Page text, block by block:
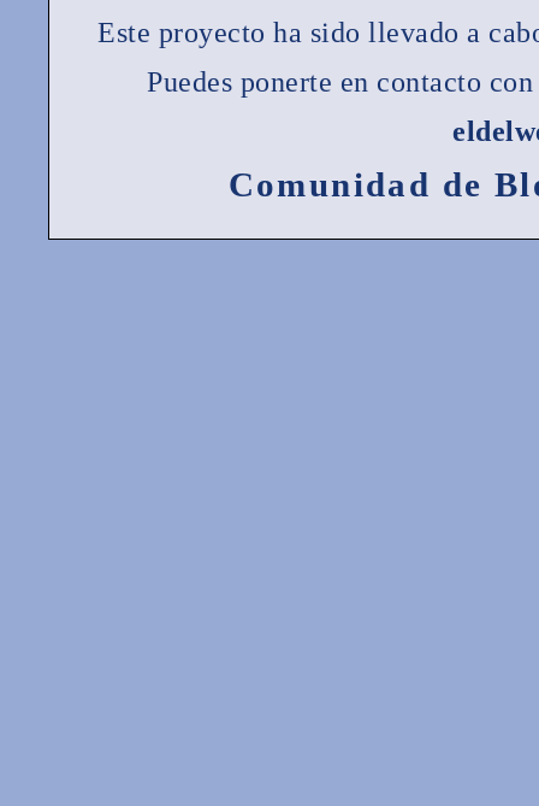
Este proyecto ha sido llevado a
Puedes ponerte en contacto
Comunidad de